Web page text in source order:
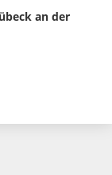
an der